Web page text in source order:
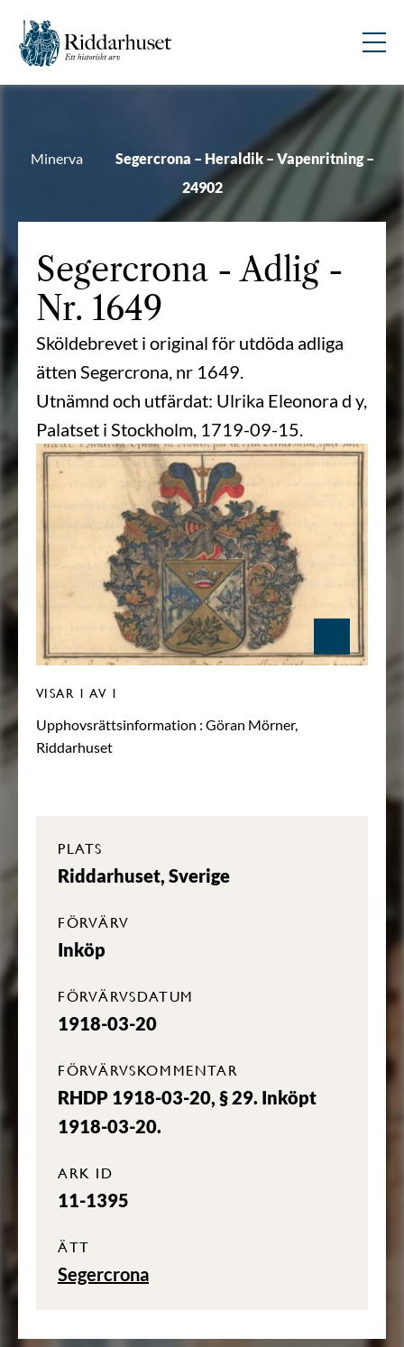
Minerva
Segercrona – Heraldik – Vapenritning –
24902
Segercrona - Adlig -
Nr. 1649
Sköldebrevet i original för utdöda adliga
ätten Segercrona, nr 1649.
Utnämnd och utfärdat: Ulrika Eleonora d y,
Palatset i Stockholm, 1719-09-15.
VISAR 1 AV 1
Upphovsrättsinformation : Göran Mörner,
Riddarhuset
PLATS
Riddarhuset, Sverige
FÖRVÄRV
Inköp
FÖRVÄRVSDATUM
1918-03-20
FÖRVÄRVSKOMMENTAR
RHDP 1918-03-20, § 29. Inköpt
1918-03-20.
ARK ID
11-1395
ÄTT
Segercrona